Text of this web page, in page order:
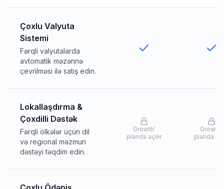
Çoxlu Valyuta
Sistemi
Fərqli valyutalarda
avtomatik məzənnə
çevrilməsi ilə satış edin.
Lokallaşdırma &
Çoxdilli Dəstək
Fərqli ölkələr üçün dil
və regional məzmun
dəstəyi təqdim edin.
Growth'
planda açılır
Growth
planda